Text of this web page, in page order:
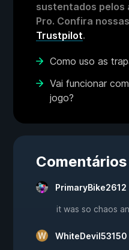
sustentados pelos
Pro. Confira
Trustpilot.
Como uso as
Vai funcionar
jogo?
Comentários
PrimaryBike2612
it was so chaos
WhiteDevil53150